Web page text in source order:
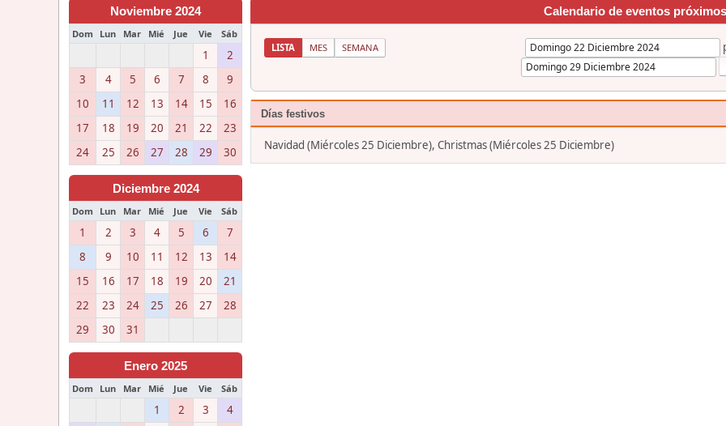
Noviembre 2024
Dom Lun Mar Mié Jue Vie Sáb
1
2
3
4 5 6 7 8
9
10
11 12 13 14 15
16
17
18 19 20 21 22
23
24
25 26 27 28 29 30
Diciembre 2024
Dom Lun Mar Mié Jue Vie Sáb
1 2 3 4 5 6
7
8
9 10 11 12 13
14
15
16 17 18 19 20
21
22
23 24 25 26 27
28
29
30 31
Enero 2025
Dom Lun Mar Mié Jue Vie Sáb
1 2 3 4
Calendario de eventos próximos
LISTA MES SEMANA
Días festivos
Navidad (Miércoles 25 Diciembre), Christmas (Miércoles 25 Diciembre)